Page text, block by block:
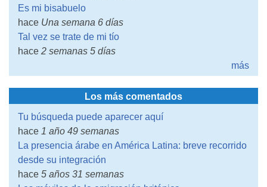
Es mi bisabuelo
hace Una semana 6 días
Tal vez se trate de mi tío
hace 2 semanas 5 días
más
Los más comentados
Tu búsqueda puede aparecer aquí
hace 1 año 49 semanas
La presencia árabe en América Latina: breve recorrido
desde su integración
hace 5 años 31 semanas